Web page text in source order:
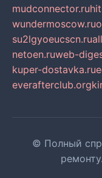
mudconnector.ru
wundermoscow.ru
su2lgyoeucscn.ru
netoen.ruweb-
kuper-dostavka.ru
everafterclub.org
© Полный